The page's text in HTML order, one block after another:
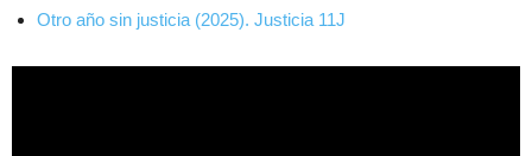
Otro año sin justicia (2025). Justicia 11J